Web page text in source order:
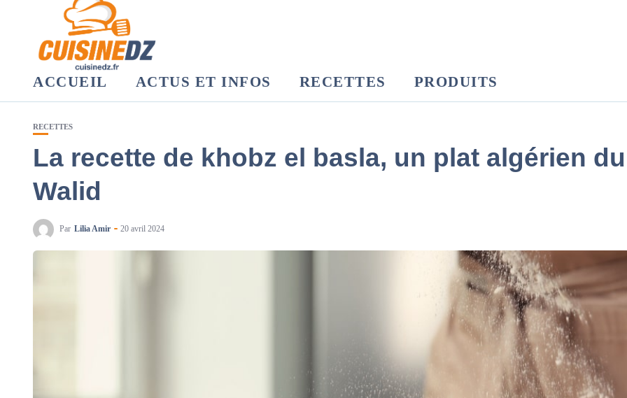
ACCUEIL ACTUS ET INFOS RECETTES PRODUITS
RECETTES
La recette de khobz el basla, un plat algérien
Walid
Par Lilia Amir 20 avril 2024